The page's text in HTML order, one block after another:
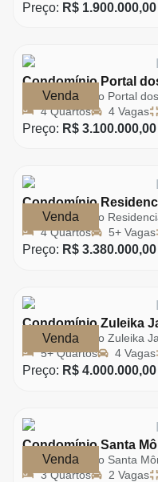
Preço: R$ 1.900.000,00
Venda
Condomínio Portal
Condomínio Portal
4 Quartos
4 Vagas
Preço: R$ 3.100.000,00
Venda
Condomínio
Condomínio
4 Quartos
5+ Vagas
Preço: R$ 3.380.000,00
Venda
Condomínio Zuleika
Condomínio Zuleika
5+ Quartos
4 Vagas
Preço: R$ 4.000.000,00
Venda
Condomínio Santa
Condomínio Santa
3 Quartos
2 Vagas